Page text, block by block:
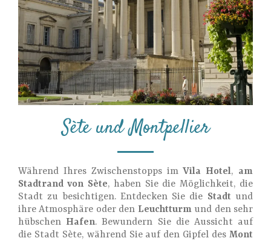
Sète und Montpellier
Während Ihres Zwischenstopps imVila Hotel, am
Stadtrand von Sète, haben Sie die Möglichkeit, die
Stadt zu besichtigen. Entdecken Sie die Stadt und
ihre Atmosphäre oder den Leuchtturmund den sehr
hübschen Hafen. Bewundern Sie die Aussicht auf
die Stadt Sète, während Sie auf den Gipfel des Mont